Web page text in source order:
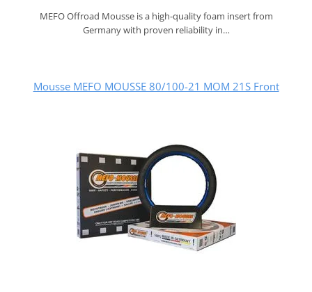
MEFO Offroad Mousse is a high-quality foam insert from
Germany with proven reliability in…
Mousse MEFO MOUSSE 80/100-21 MOM 21S Front